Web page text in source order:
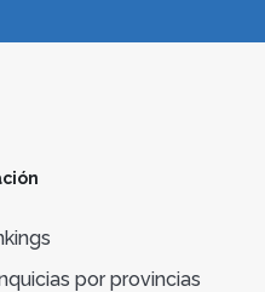
por provincias